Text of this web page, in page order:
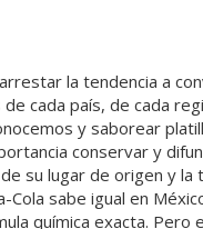
la tendencia a
cada país, de cada
y saborear
conservar y
su lugar de origen y la
Cola sabe igual en
química exacta. Pero